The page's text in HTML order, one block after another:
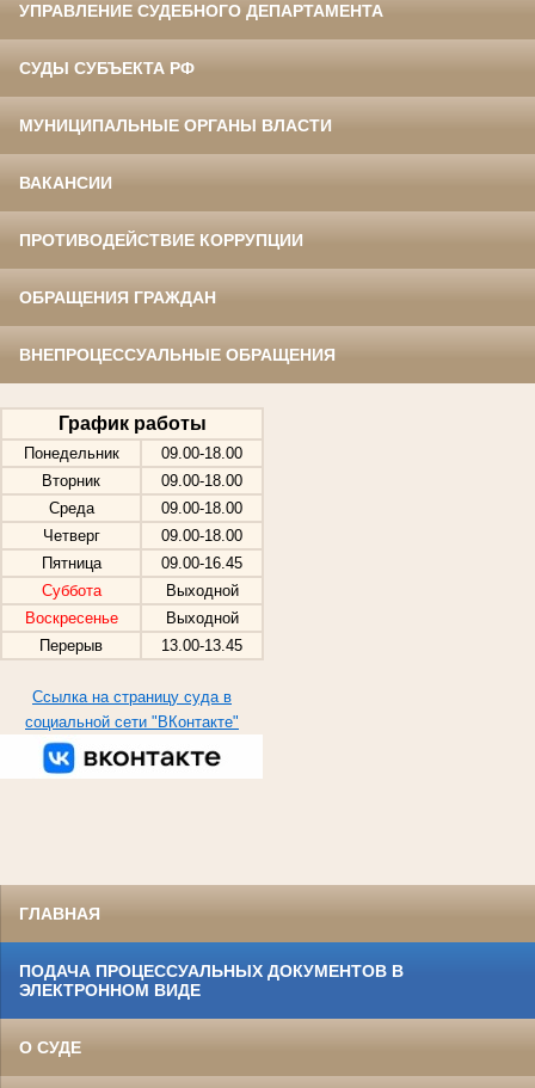
УПРАВЛЕНИЕ СУДЕБНОГО ДЕПАРТАМЕНТА
СУДЫ СУБЪЕКТА РФ
МУНИЦИПАЛЬНЫЕ ОРГАНЫ ВЛАСТИ
ВАКАНСИИ
ПРОТИВОДЕЙСТВИЕ КОРРУПЦИИ
ОБРАЩЕНИЯ ГРАЖДАН
ВНЕПРОЦЕССУАЛЬНЫЕ ОБРАЩЕНИЯ
График работы
Понедельник
09.00-18.00
Вторник
09.00-18.00
Среда
09.00-18.00
Четверг
09.00-18.00
Пятница
09.00-16.45
Суббота
Выходной
Воскресенье
Выходной
Перерыв
13.00-13.45
Ссылка на страницу суда в
социальной сети "ВКонтакте"
ГЛАВНАЯ
ПОДАЧА ПРОЦЕССУАЛЬНЫХ ДОКУМЕНТОВ В
ЭЛЕКТРОННОМ ВИДЕ
О СУДЕ